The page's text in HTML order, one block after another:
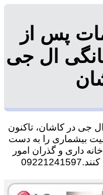
پس از
ال جی
جی در کاشان، تاکنون
بیشماری را به دست
داری و گذران امور
زندگی، کمک های فراوانی ارائه کنند.09221241597